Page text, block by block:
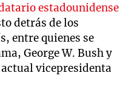
estadounidense
detrás de los
entre quienes se
George W. Bush y
vicepresidenta